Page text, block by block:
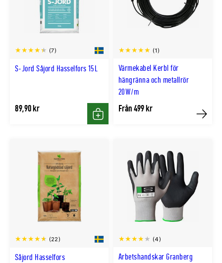
S-Jord Såjord Hasselfors 15L
(7)
89,90 kr
Köp
Värmekabel Kerbl för
hängränna och metallrör
20W/m
(1)
Från 499 kr
Köp
Såjord Hasselfors
(22)
Arbetshandskar Granberg
(4)